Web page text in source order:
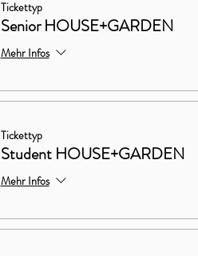
Tickettyp
Senior HOUSE+GARDEN
Mehr Infos
Tickettyp
Student HOUSE+GARDEN
Mehr Infos